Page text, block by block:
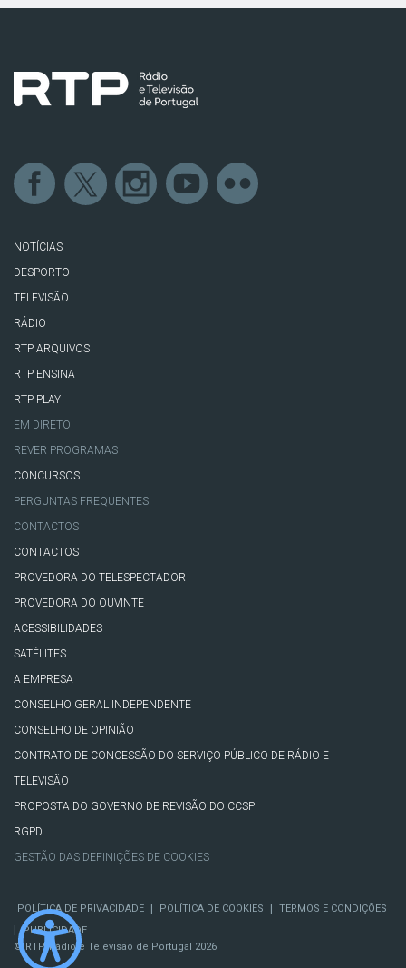
NOTÍCIAS
DESPORTO
TELEVISÃO
RÁDIO
RTP ARQUIVOS
RTP ENSINA
RTP PLAY
EM DIRETO
REVER PROGRAMAS
CONCURSOS
PERGUNTAS FREQUENTES
CONTACTOS
CONTACTOS
PROVEDORA DO TELESPECTADOR
PROVEDORA DO OUVINTE
ACESSIBILIDADES
SATÉLITES
A EMPRESA
CONSELHO GERAL INDEPENDENTE
CONSELHO DE OPINIÃO
CONTRATO DE CONCESSÃO DO SERVIÇO PÚBLICO DE RÁDIO E
TELEVISÃO
PROPOSTA DO GOVERNO DE REVISÃO DO CCSP
RGPD
GESTÃO DAS DEFINIÇÕES DE COOKIES
POLÍTICA DE PRIVACIDADE | POLÍTICA DE COOKIES | TERMOS E CONDIÇÕES
|
PUBLICIDADE
© RTP, Rádio e Televisão de Portugal 2026